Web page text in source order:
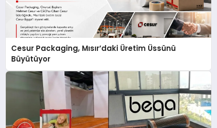
Cesur Packaging, Mısır’daki Üretim Üssünü
Büyütüyor